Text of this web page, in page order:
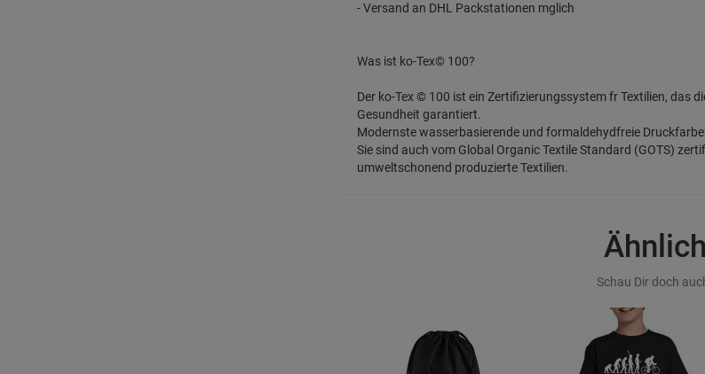
- Versand an DHL Packstationen mglich
Was ist ko-Tex© 100?
Der ko-Tex © 100 ist ein Zertifizierungssystem fr Textilien, das
Gesundheit garantiert.
Modernste wasserbasierende und formaldehydfreie
Sie sind auch vom Global Organic Textile Standard (GOTS)
umweltschonend produzierte Textilien.
Schau Dir doch